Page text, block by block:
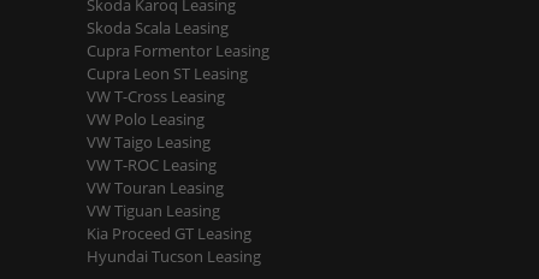
Skoda Karoq Leasing
Skoda Scala Leasing
Cupra Formentor Leasing
Cupra Leon ST Leasing
VW T-Cross Leasing
VW Polo Leasing
VW Taigo Leasing
VW T-ROC Leasing
VW Touran Leasing
VW Tiguan Leasing
Kia Proceed GT Leasing
Hyundai Tucson Leasing